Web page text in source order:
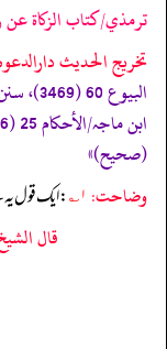
ترمذي/كتاب الزكاة عن
تخریج الحدیث
(صحیح)»
وضاحت: ۱؎ : ایک قول
قال